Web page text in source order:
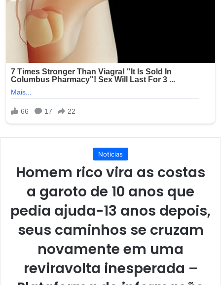
Noticias
Homem rico vira as costas
a garoto de 10 anos que
pedia ajuda-13 anos depois,
seus caminhos se cruzam
novamente em uma
reviravolta inesperada –